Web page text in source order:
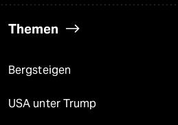
Themen
Bergsteigen
USA unter Trump